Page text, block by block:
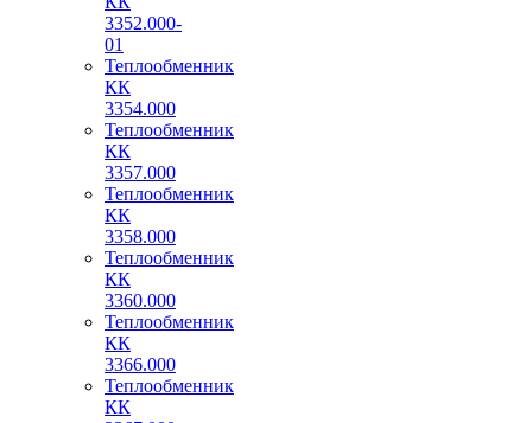
3352.000-
01
Теплообменник
КК
3354.000
Теплообменник
КК
3357.000
Теплообменник
КК
3358.000
Теплообменник
КК
3360.000
Теплообменник
КК
3366.000
Теплообменник
КК